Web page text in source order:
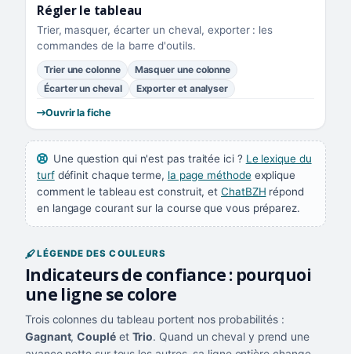
Régler le tableau
Trier, masquer, écarter un cheval, exporter : les
commandes de la barre d'outils.
Trier une colonne
Masquer une colonne
Écarter un cheval
Exporter et analyser
Ouvrir la fiche
Une question qui n'est pas traitée ici ? Le lexique du
turfdéfinit chaque terme, la page méthodeexplique
comment le tableau est construit, etChatBZH répond
en langage courant sur la course que vous préparez.
LÉGENDE DES COULEURS
Indicateurs de confiance : pourquoi
une ligne se colore
Trois colonnes du tableau portent nos probabilités :
Gagnant,Coupléet Trio. Quand un cheval y prend une